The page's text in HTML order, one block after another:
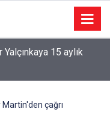
15 aylık
Martin'den çağrı